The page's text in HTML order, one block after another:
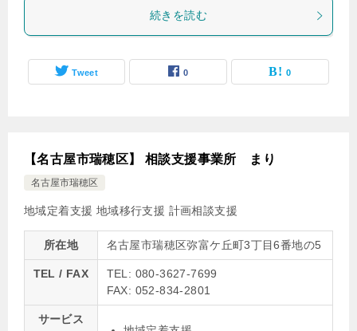
続きを読む
Tweet 0 0
【名古屋市瑞穂区】 相談支援事業所 まり
名古屋市瑞穂区
地域定着支援 地域移行支援 計画相談支援
所在地 名古屋市瑞穂区弥富ケ丘町3丁目6番地の5
TEL / FAX
TEL: 080-3627-7699
FAX: 052-834-2801
サービス